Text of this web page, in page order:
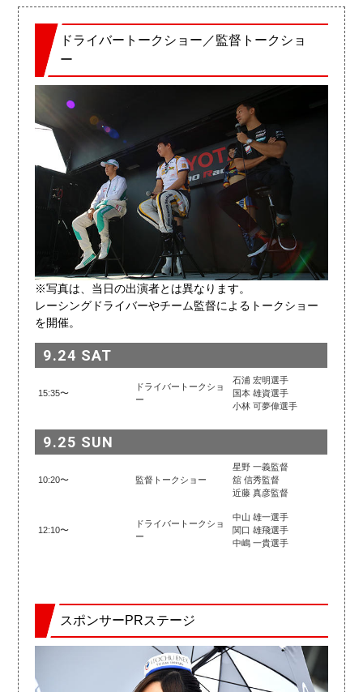
ドライバートークショー／監督トークショ
ー
※写真は、当日の出演者とは異なります。
レーシングドライバーやチーム監督によるトークショー
を開催。
9.24 SAT
15:35〜
ドライバートークショ
ー
石浦 宏明選手
国本 雄資選手
小林 可夢偉選手
9.25 SUN
10:20〜 監督トークショー
星野 一義監督
舘 信秀監督
近藤 真彦監督
12:10〜
ドライバートークショ
ー
中山 雄一選手
関口 雄飛選手
中嶋 一貴選手
スポンサーPRステージ